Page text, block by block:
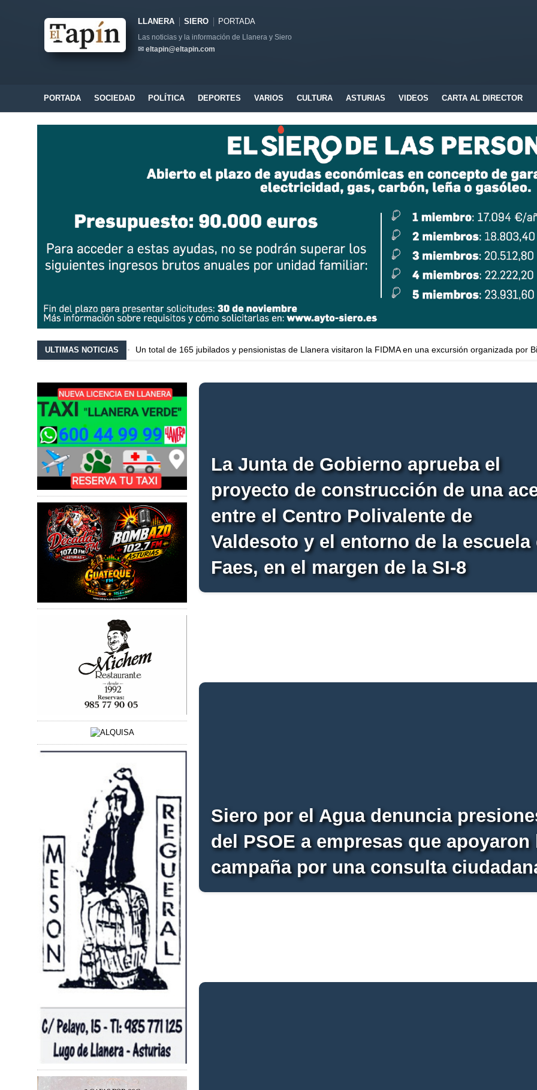
LLANERA SIERO PORTADA
Las noticias y la información de Llanera y Siero
✉ eltapin@eltapin.com
PORTADA SOCIEDAD POLÍTICA DEPORTES VARIOS CULTURA ASTURIAS VIDEOS CARTA AL DIRECTOR
ULTIMAS NOTICIAS
Un total de 165 jubilados y pensionistas de Llanera visitaron la FIDMA en una excursión organizada por
Los concejales del PP en el Ayuntamiento de Siero solicitan formalmente la dimisión o el cese del
El Ayuntamiento de Llanera espera una gran afluencia de público en el Concurso Equino y FAPEA
La Junta de Gobierno aprueba el
proyecto de construcción de una
entre el Centro Polivalente de
Valdesoto y el entorno de la escuela
Faes, en el margen de la SI-8
Siero por el Agua denuncia
del PSOE a empresas que apoyaron
campaña por una consulta